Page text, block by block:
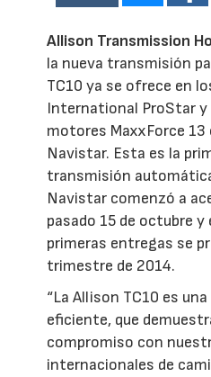
Allison Transmission
la nueva transmisión
TC10 ya se ofrece en
International ProStar y
motores MaxxForce 13
Navistar. Esta es la
transmisión
Navistar comenzó a
pasado 15 de octubre y
primeras entregas se
trimestre de 2014.
“La Allison TC10 es
eficiente, que
compromiso con
internacionales de